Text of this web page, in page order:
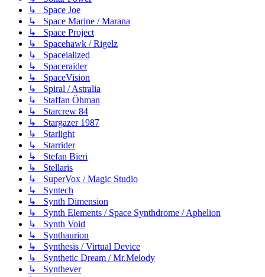
↳ Space Joe
↳ Space Marine / Marana
↳ Space Project
↳ Spacehawk / Rigelz
↳ Spaceialized
↳ Spaceraider
↳ SpaceVision
↳ Spiral / Astralia
↳ Staffan Öhman
↳ Starcrew 84
↳ Stargazer 1987
↳ Starlight
↳ Starrider
↳ Stefan Bieri
↳ Stellaris
↳ SuperVox / Magic Studio
↳ Syntech
↳ Synth Dimension
↳ Synth Elements / Space Synthdrome / Aphelion
↳ Synth Void
↳ Synthaurion
↳ Synthesis / Virtual Device
↳ Synthetic Dream / Mr.Melody
↳ Synthever